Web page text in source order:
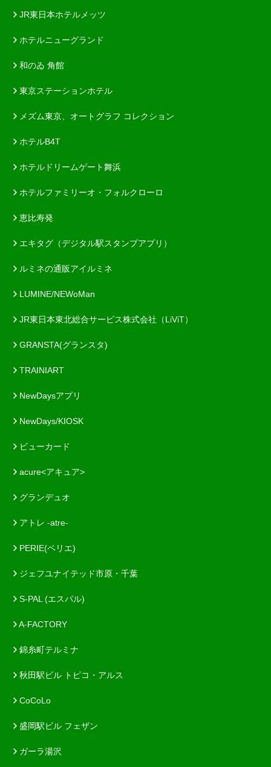
JR東日本ホテルメッツ
ホテルニューグランド
和のゐ 角館
東京ステーションホテル
メズム東京、オートグラフ コレクション
ホテルB4T
ホテルドリームゲート舞浜
ホテルファミリーオ・フォルクローロ
恵比寿発
エキタグ（デジタル駅スタンプアプリ）
ルミネの通販アイルミネ
LUMINE/NEWoMan
JR東日本東北総合サービス株式会社（LiViT）
GRANSTA(グランスタ)
TRAINIART
NewDaysアプリ
NewDays/KIOSK
ビューカード
acure<アキュア>
グランデュオ
アトレ -atre-
PERIE(ペリエ)
ジェフユナイテッド市原・千葉
S-PAL (エスパル)
A-FACTORY
錦糸町テルミナ
秋田駅ビル トピコ・アルス
CoCoLo
盛岡駅ビル フェザン
ガーラ湯沢